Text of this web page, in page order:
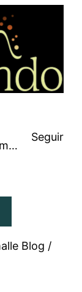
@ribadeando@blogs.amarinha.gal
Seguir
Blog /